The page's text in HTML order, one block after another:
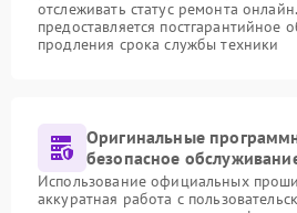
отслеживать статус ремонта
предоставляется постгарантийное
продления срока службы техники
Оригинальные
безопасное
Использование официальных
аккуратная работа с